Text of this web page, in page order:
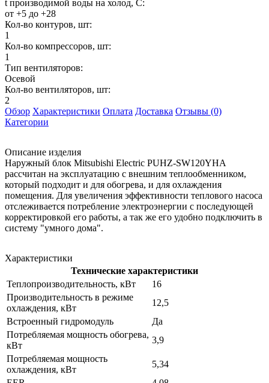
t производимой воды на холод, С:
от +5 до +28
Кол-во контуров, шт:
1
Кол-во компрессоров, шт:
1
Тип вентиляторов:
Осевой
Кол-во вентиляторов, шт:
2
Обзор Характеристики Оплата Доставка Отзывы (0)
Категории
Описание изделия
Наружный блок Mitsubishi Electric PUHZ-SW120YHA
рассчитан на эксплуатацию с внешним теплообменником,
который подходит и для обогрева, и для охлаждения
помещения. Для увеличения эффективности теплового насоса
отслеживается потребление электроэнергии с последующей
корректировкой его работы, а так же его удобно подключить в
систему "умного дома".
Характеристики
Технические характеристики
Теплопроизводительность, кВт
16
Производительность в режиме
охлаждения, кВт
12,5
Встроенный гидромодуль
Да
Потребляемая мощность обогрева,
кВт
3,9
Потребляемая мощность
охлаждения, кВт
5,34